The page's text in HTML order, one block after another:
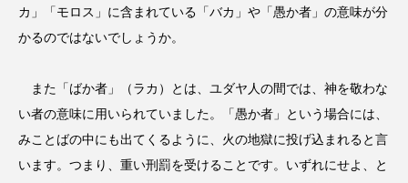
カ」「モロス」に含まれている「バカ」や「愚か者」の意味が分
かるのではないでしょうか。
また「ばか者」（ラカ）とは、ユダヤ人の間では、神を敬わな
い者の意味に用いられていました。「愚か者」という場合には、
みことばの中にも出てくるように、火の地獄に投げ込まれると言
います。つまり、重い刑罰を受けることです。いずれにせよ、と